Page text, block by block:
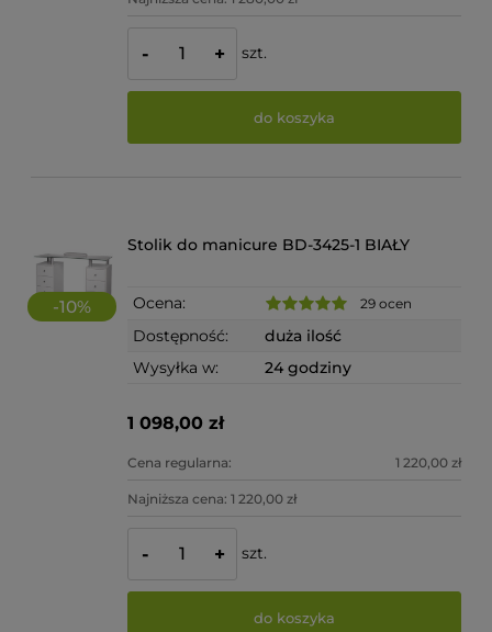
- + szt.
do koszyka
-10%
Stolik do manicure BD-3425-1 BIAŁY
Ocena: 29 ocen
Dostępność:
duża ilość
Wysyłka w:
24 godziny
1 098,00 zł
Cena regularna: 1 220,00 zł
Najniższa cena:1 220,00 zł
- + szt.
do koszyka